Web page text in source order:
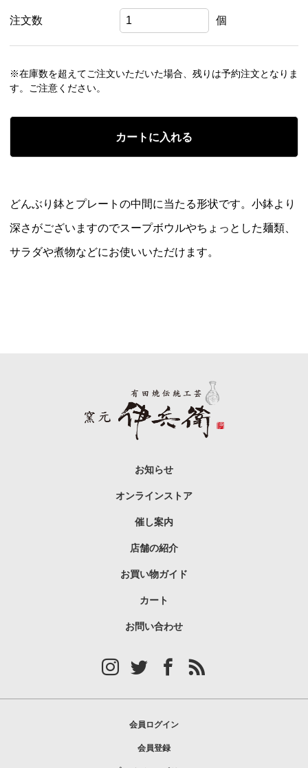
注文数 個
※在庫数を超えてご注文いただいた場合、残りは予約注文となりま
す。ご注意ください。
どんぶり鉢とプレートの中間に当たる形状です。小鉢より
深さがございますのでスープボウルやちょっとした麺類、
サラダや煮物などにお使いいただけます。
お知らせ
オンラインストア
催し案内
店舗の紹介
お買い物ガイド
カート
お問い合わせ
会員ログイン
会員登録